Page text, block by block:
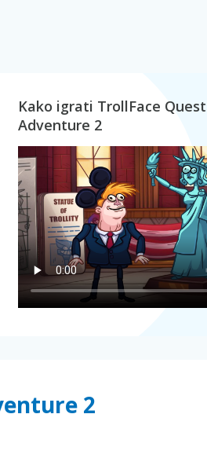
Kako igrati TrollFace
Adventure 2
2